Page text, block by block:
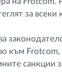
за
към Frotcom,
санкции